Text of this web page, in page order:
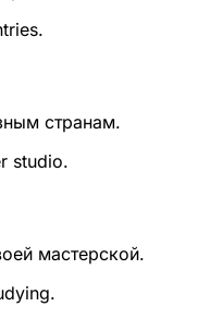
странам.
studio.
мастерской.